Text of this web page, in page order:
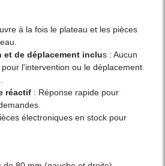
à la fois le plateau et les pièces
et de déplacement inclus : Aucun
l'intervention ou le déplacement
réactif : Réponse rapide pour
électroniques en stock pour